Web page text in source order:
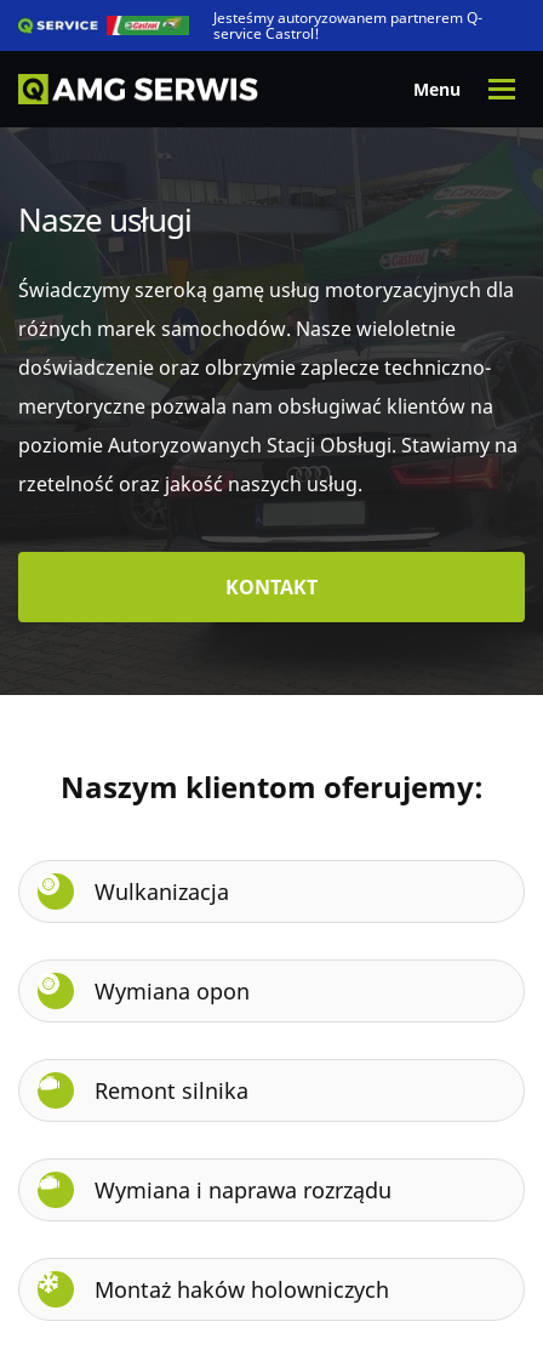
Jesteśmy autoryzowanem partnerem Q-
service Castrol!
Nasze usługi
Świadczymy szeroką gamę usług motoryzacyjnych dla
różnych marek samochodów. Nasze wieloletnie
doświadczenie oraz olbrzymie zaplecze techniczno-
merytoryczne pozwala nam obsługiwać klientów na
poziomie Autoryzowanych Stacji Obsługi. Stawiamy na
rzetelność oraz jakość naszych usług.
KONTAKT
Naszym klientom oferujemy:
Wulkanizacja
Wymiana opon
Remont silnika
Wymiana i naprawa rozrządu
Montaż haków holowniczych